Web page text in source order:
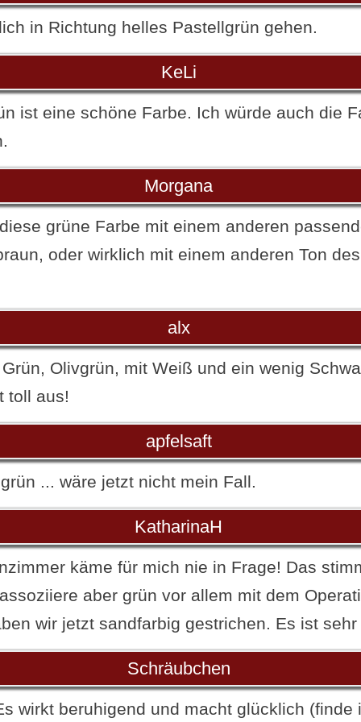
in Richtung helles Pastellgrün gehen.
KeLi
ist eine schöne Farbe. Ich würde auch die
Morgana
grüne Farbe mit einem anderen
oder wirklich mit einem anderen Ton
alx
Olivgrün, mit Weiß und ein wenig
toll aus!
apfelsaft
... wäre jetzt nicht mein Fall.
KatharinaH
käme für mich nie in Frage! Das
aber grün vor allem mit dem
wir jetzt sandfarbig gestrichen. Es ist
Schräubchen
wirkt beruhigend und macht glücklich (finde